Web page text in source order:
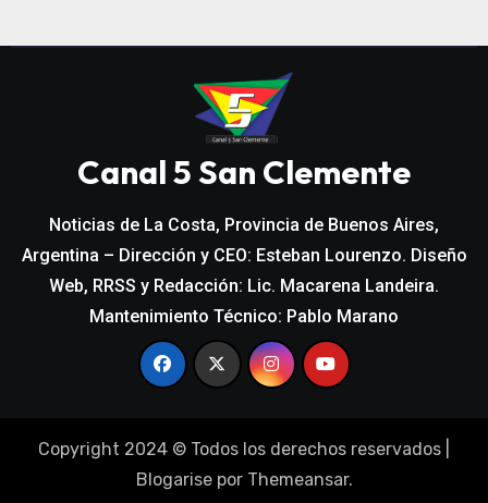
Canal 5 San Clemente
Noticias de La Costa, Provincia de Buenos Aires,
Argentina – Dirección y CEO: Esteban Lourenzo. Diseño
Web, RRSS y Redacción: Lic. Macarena Landeira.
Mantenimiento Técnico: Pablo Marano
Copyright 2024 © Todos los derechos reservados
Blogarisepor Themeansar.